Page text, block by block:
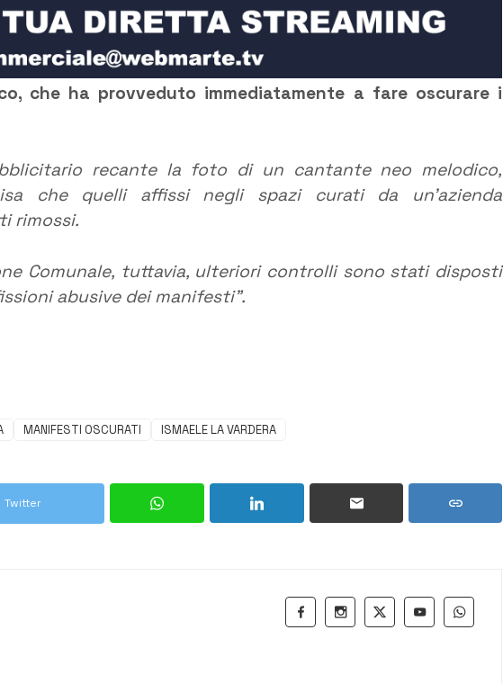
che ha provveduto immediatamente a fare oscurare i
recante la foto di un cantante neo melodico,
che quelli affissi negli spazi curati da un’azienda
rimossi.
Comunale, tuttavia, ulteriori controlli sono stati disposti
abusive dei manifesti”.
MANIFESTI OSCURATI ISMAELE LA VARDERA
Twitter